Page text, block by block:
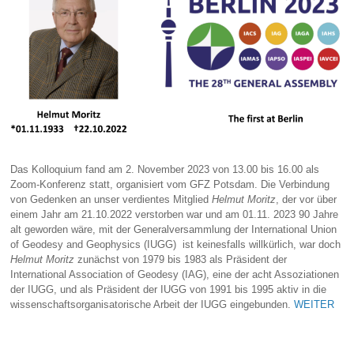
Das Kolloquium fand am 2. November 2023 von 13.00 bis 16.00 als
Zoom-Konferenz statt, organisiert vom GFZ Potsdam. Die Verbindung
von Gedenken an unser verdientes MitgliedHelmut Moritz, der vor über
einem Jahr am 21.10.2022 verstorben war und am 01.11. 2023 90 Jahre
alt geworden wäre, mit der Generalversammlung der International Union
of Geodesy and Geophysics (IUGG) ist keinesfalls willkürlich, war doch
Helmut Moritz zunächst von 1979 bis 1983 als Präsident der
International Association of Geodesy (IAG), eine der acht Assoziationen
der IUGG, und als Präsident der IUGG von 1991 bis 1995 aktiv in die
wissenschaftsorganisatorische Arbeit der IUGG eingebunden.WEITER